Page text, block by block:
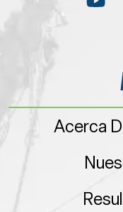
Acerca